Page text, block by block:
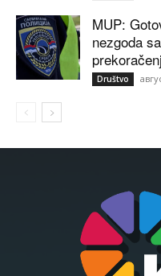
MUP:
nezgoda
Društvo